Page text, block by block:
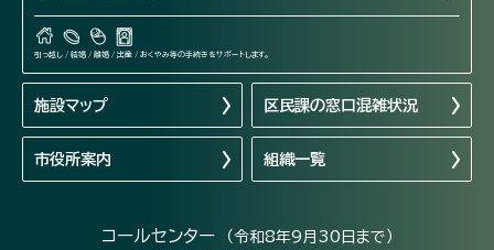
引っ越し / 結婚 / 離婚 / 出産 / おくやみ等の手続きをサポートします。
施設マップ 区民課の窓口混雑状況
市役所案内 組織一覧
コールセンター （令和8年9月30日まで）